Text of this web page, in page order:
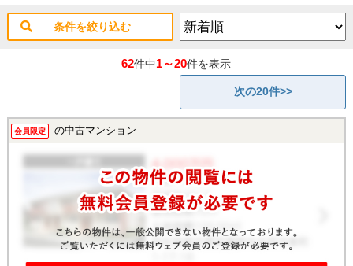
条件を絞り込む
62件中1～20件を表示
次の20件>>
会員限定 の中古マンション